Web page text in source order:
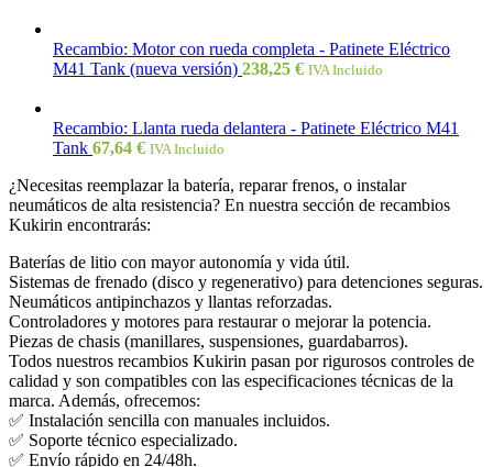
Recambio: Motor con rueda completa - Patinete Eléctrico
M41 Tank (nueva versión) 238,25 € IVA Incluido
Recambio: Llanta rueda delantera - Patinete Eléctrico M41
Tank 67,64 € IVA Incluido
¿Necesitas reemplazar la batería, reparar frenos, o instalar
neumáticos de alta resistencia? En nuestra sección de recambios
Kukirin encontrarás:
Baterías de litio con mayor autonomía y vida útil.
Sistemas de frenado (disco y regenerativo) para detenciones seguras.
Neumáticos antipinchazos y llantas reforzadas.
Controladores y motores para restaurar o mejorar la potencia.
Piezas de chasis (manillares, suspensiones, guardabarros).
Todos nuestros recambios Kukirin pasan por rigurosos controles de
calidad y son compatibles con las especificaciones técnicas de la
marca. Además, ofrecemos:
✅ Instalación sencilla con manuales incluidos.
✅ Soporte técnico especializado.
✅ Envío rápido en 24/48h.